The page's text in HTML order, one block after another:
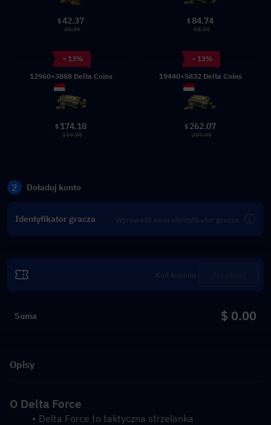
$42.37
49.99
$ 84.74
99.99
- 13%
12960+3888 Delta Coins
$ 174.18
199.99
- 13%
19440+5832 Delta Coins
$ 262.07
299.99
2 Doładuj konto
Identyfikator gracza
Suma $ 0.00
Opisy
O Delta Force
Delta Force to taktyczna strzelanka